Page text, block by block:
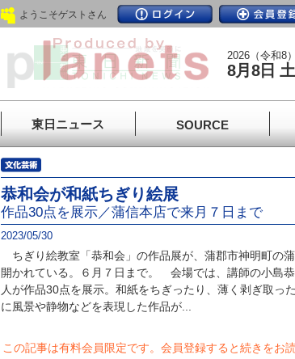
ようこそゲストさん
2026（令和8
8月8日
東日ニュース SOURCE
恭和会が和紙ちぎり絵展
作品30点を展示／蒲信本店で来月７日まで
2023/05/30
ちぎり絵教室「恭和会」の作品展が、蒲郡市神明町の
開かれている。６月７日まで。 会場では、講師の小島
人が作品30点を展示。和紙をちぎったり、薄く剥ぎ取っ
に風景や静物などを表現した作品が...
この記事は有料会員限定です。 会員登録すると続きをお